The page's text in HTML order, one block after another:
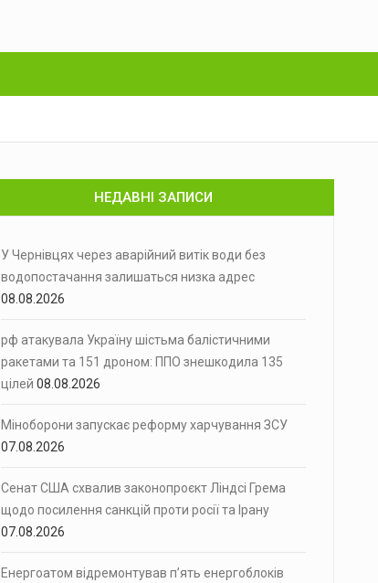
НЕДАВНІ ЗАПИСИ
У Чернівцях через аварійний витік води без
водопостачання залишаться низка адрес
08.08.2026
рф атакувала Україну шістьма балістичними
ракетами та 151 дроном: ППО знешкодила 135
цілей 08.08.2026
Міноборони запускає реформу харчування ЗСУ
07.08.2026
Сенат США схвалив законопроєкт Ліндсі Грема
щодо посилення санкцій проти росії та Ірану
07.08.2026
Енергоатом відремонтував п’ять енергоблоків